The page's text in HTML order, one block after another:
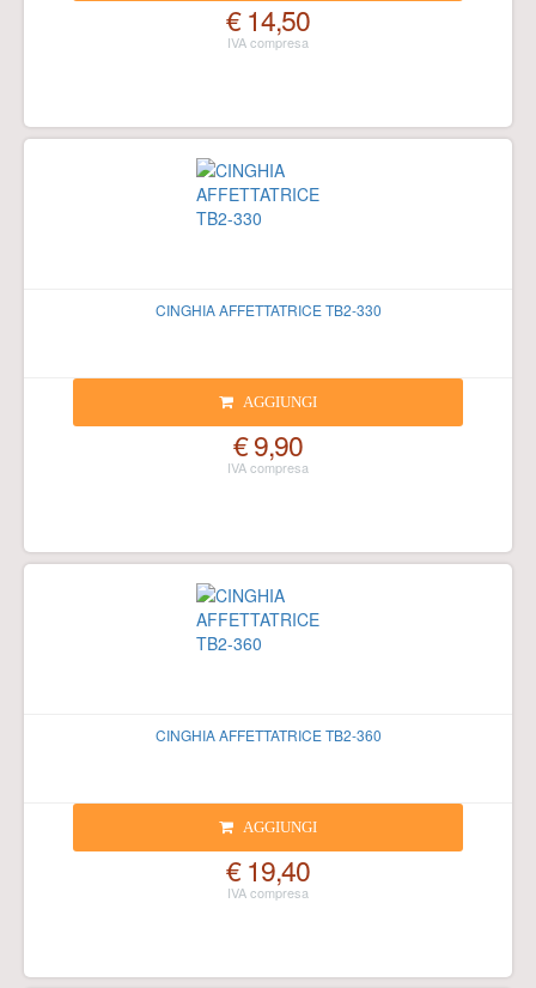
€ 14,50
CINGHIA AFFETTATRICE TB2-330
AGGIUNGI
€ 9,90
CINGHIA AFFETTATRICE TB2-360
AGGIUNGI
€ 19,40